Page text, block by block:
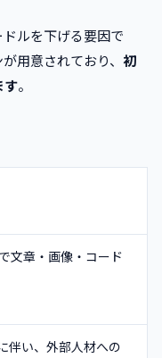
ルを下げる要因で
用意されており、 初
す。
文章・画像・コード
伴い、外部人材への